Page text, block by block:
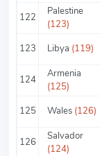
122
Palestine
(123)
123 Libya (119)
124
Armenia
(125)
125 Wales (126)
126
Salvador
(124)